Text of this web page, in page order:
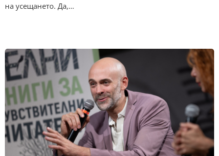
на усещането. Да,…